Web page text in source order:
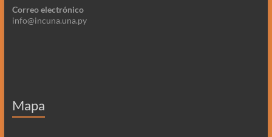
Correo electrónico
info@incuna.una.py
Mapa